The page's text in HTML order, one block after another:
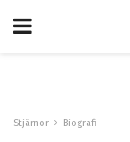
Stjärnor Biografi